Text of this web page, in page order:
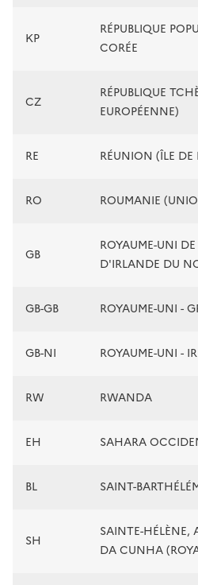
KP
RÉPUBLIQUE
CORÉE
CZ
RÉPUBLIQUE
EUROPÉENNE)
RE RÉUNION (ÎLE DE
RO ROUMANIE
GB
ROYAUME-UNI
D'IRLANDE DU
GB-GB ROYAUME-UNI -
GB-NI ROYAUME-UNI -
RW RWANDA
EH SAHARA
BL SAINT-
SH
SAINTE-HÉLÈNE,
DA CUNHA